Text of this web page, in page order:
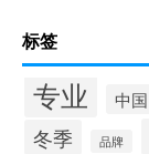
标签
专业 中国
冬季 品牌